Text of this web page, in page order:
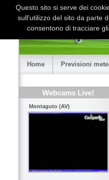
Home Previsioni
Webcams Live!
Montaguto (AV)
Questo sito si serve dei
sull'utilizzo del sito da parte
consentono di tracciare